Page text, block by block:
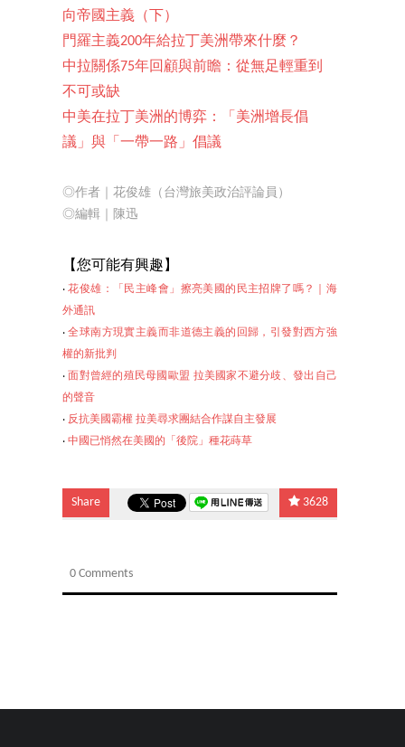
向帝國主義（下）
門羅主義200年給拉丁美洲帶來什麼？
中拉關係75年回顧與前瞻：從無足輕重到
不可或缺
中美在拉丁美洲的博弈：「美洲增長倡
議」與「一帶一路」倡議
◎作者｜花俊雄（台灣旅美政治評論員）
◎編輯 ｜陳迅
【您可能有興趣】
‧花俊雄：「民主峰會」擦亮美國的民主招牌了嗎？｜海
外通訊
‧全球南方現實主義而非道德主義的回歸，引發對西方強
權的新批判
‧ 面對曾經的殖民母國歐盟 拉美國家不避分歧、發出自己
的聲音
‧ 反抗美國霸權 拉美尋求團結合作謀自主發展
‧ 中國已悄然在美國的「後院」種花蒔草
Share 3628
0 Comments